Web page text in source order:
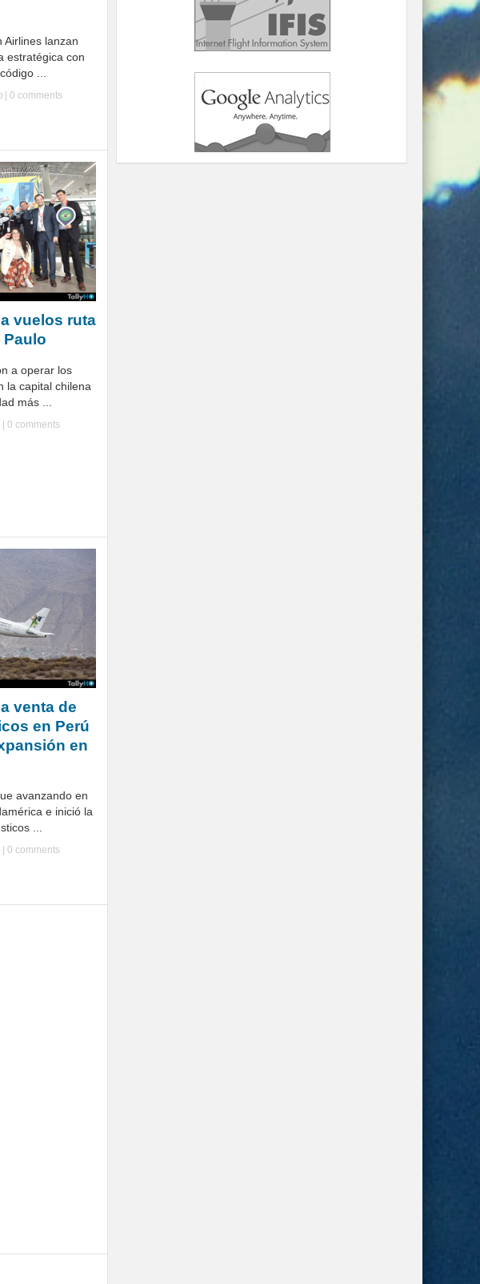
Airlines lanzan
estratégica con
...
| 0 comments
vuelos ruta
Paulo
a operar los
la capital chilena
más ...
0 comments
venta de
en Perú
en
avanzando en
e inició la
...
0 comments